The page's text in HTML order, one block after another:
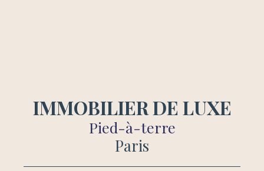
IMMOBILIER DE LUXE
Pied-à-terre
Paris